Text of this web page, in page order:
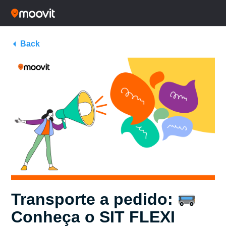
Back
Transporte a pedido:
Conheça o SIT FLEXI